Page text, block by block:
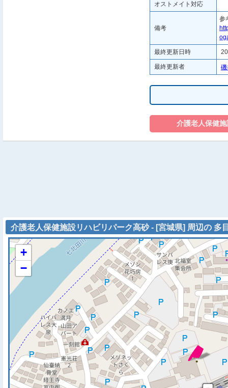
オストメイト対応
備考
参
最終更新日時
最終更新者
介護老人保健施設リハビリパーク高砂 - [宮城県] 周辺の 多
※ マップを検索、表示中
+
−